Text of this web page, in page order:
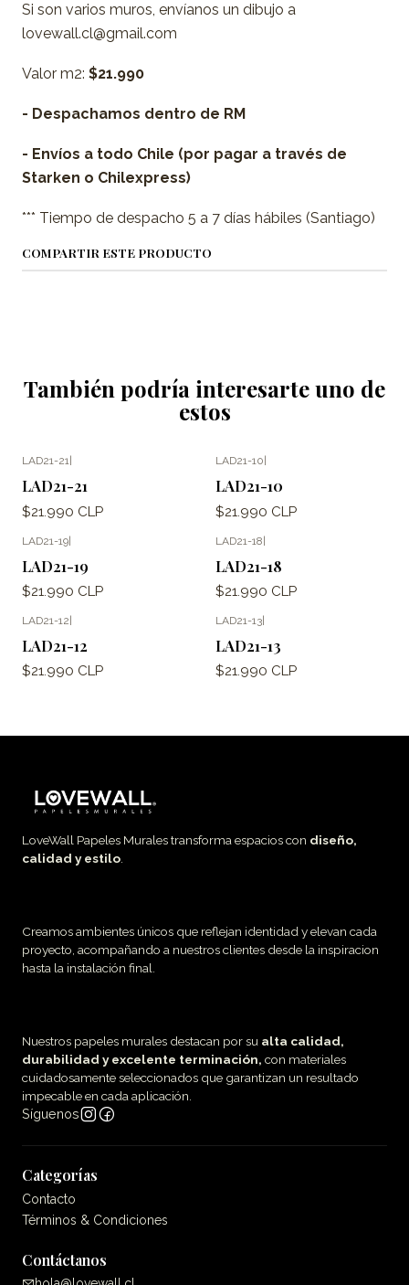
Si son varios muros, envíanos un dibujo a
lovewall.cl@gmail.com
Valor m2: $21.990
- Despachamos dentro de RM
- Envíos a todo Chile (por pagar a través de
Starken o Chilexpress)
*** Tiempo de despacho 5 a 7 días hábiles (Santiago)
COMPARTIR ESTE PRODUCTO
También podría interesarte uno de
estos
LAD21-21
LAD21-21
$21.990 CLP
LAD21-10
LAD21-10
$21.990 CLP
LAD21-19|
LAD21-19
$21.990 CLP
LAD21-18|
LAD21-18
$21.990 CLP
LAD21-12
LAD21-12
$21.990 CLP
LAD21-13
LAD21-13
$21.990 CLP
LoveWall Papeles Murales transforma espacios con diseño,
calidad y estilo.
Creamos ambientes únicos que reflejan identidad y elevan cada
proyecto, acompañando a nuestros clientes desde la inspiracion
hasta la instalación final.
Nuestros papeles murales destacan por su alta calidad,
durabilidad y excelente terminación, con materiales
cuidadosamente seleccionados que garantizan un resultado
impecable en cada aplicación.
Síguenos
Categorías
Contacto
Términos & Condiciones
Contáctanos